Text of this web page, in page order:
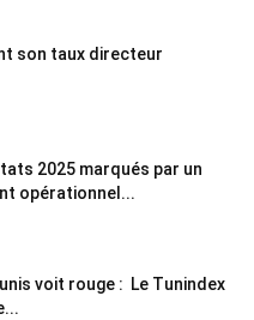
son taux directeur
2025 marqués par un
opérationnel...
voit rouge : Le Tunindex